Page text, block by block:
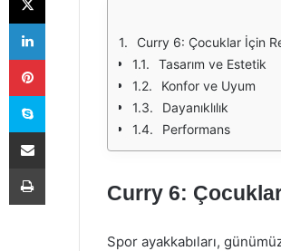
Curry 6: Çocuklar İçin
Tasarım ve Estetik
Konfor ve Uyum
Dayanıklılık
Performans
Curry 6:
Spor ayakkabıları,
LinkedIn
Pinterest
Skype
E-Posta ile paylaş